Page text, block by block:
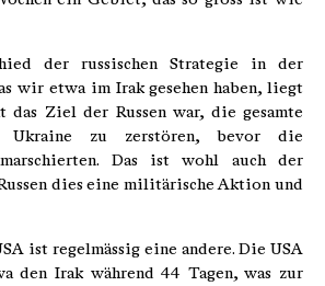
der russischen Strate­gie in der
wir etwa im Irak gesehen haben, liegt
das Ziel der Russen war, die gesamte
Ukraine zu zerstören, bevor die
Das ist wohl auch der
dies eine militärische Aktion und
ist regelmässig eine andere. Die USA
den Irak während 44 Tagen, was zur